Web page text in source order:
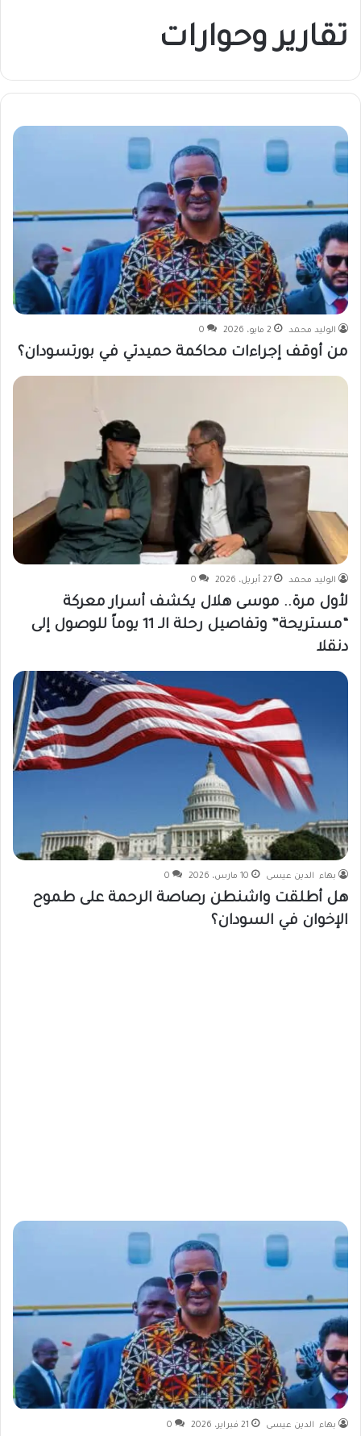
تقارير وحوارات
الوليد محمد 2 مايو، 2026 0
من أوقف إجراءات محاكمة حميدتي في بورتسودان؟
الوليد محمد 27 أبريل، 2026 0
لأول مرة.. موسى هلال يكشف أسرار معركة
“مستريحة” وتفاصيل رحلة الـ 11 يوماً للوصول إلى
دنقلا
بهاء الدين عيسى 10 مارس، 2026 0
هل أطلقت واشنطن رصاصة الرحمة على طموح
الإخوان في السودان؟
بهاء الدين عيسى 21 فبراير، 2026 0